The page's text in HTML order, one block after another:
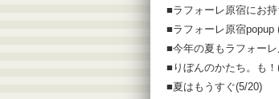
■ラフォーレ原宿にお
■ラフォーレ原宿popup
■今年の夏もラフォー
■ りぼんのかたち。も
■夏はもうすぐ(5/20)